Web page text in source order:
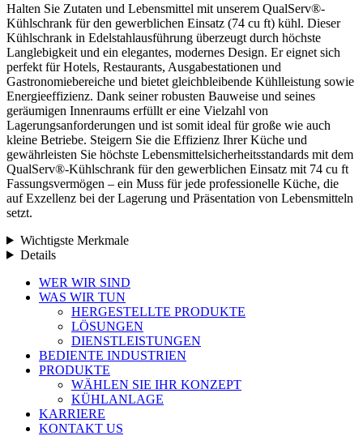
Halten Sie Zutaten und Lebensmittel mit unserem QualServ®-
Kühlschrank für den gewerblichen Einsatz (74 cu ft) kühl. Dieser
Kühlschrank in Edelstahlausführung überzeugt durch höchste
Langlebigkeit und ein elegantes, modernes Design. Er eignet sich
perfekt für Hotels, Restaurants, Ausgabestationen und
Gastronomiebereiche und bietet gleichbleibende Kühlleistung sowie
Energieeffizienz. Dank seiner robusten Bauweise und seines
geräumigen Innenraums erfüllt er eine Vielzahl von
Lagerungsanforderungen und ist somit ideal für große wie auch
kleine Betriebe. Steigern Sie die Effizienz Ihrer Küche und
gewährleisten Sie höchste Lebensmittelsicherheitsstandards mit dem
QualServ®-Kühlschrank für den gewerblichen Einsatz mit 74 cu ft
Fassungsvermögen – ein Muss für jede professionelle Küche, die
auf Exzellenz bei der Lagerung und Präsentation von Lebensmitteln
setzt.
Wichtigste Merkmale
Details
Menü
schließen
WER WIR SIND
WAS WIR TUN
HERGESTELLTE PRODUKTE
LÖSUNGEN
DIENSTLEISTUNGEN
BEDIENTE INDUSTRIEN
PRODUKTE
WÄHLEN SIE IHR KONZEPT
KÜHLANLAGE
KARRIERE
KONTAKT US